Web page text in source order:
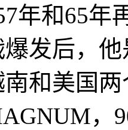
年和65年
发后，
和美国
，